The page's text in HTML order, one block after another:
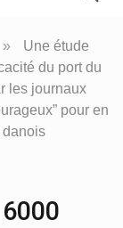
»
Une étude
du port du
les journaux
pour en
danois